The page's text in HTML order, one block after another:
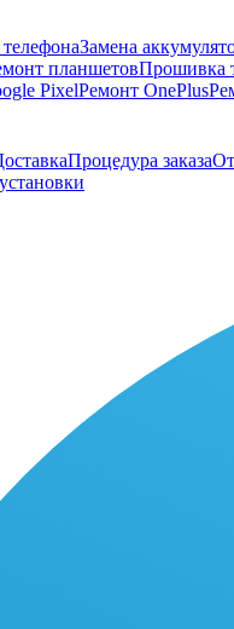
Замена
планшетовПрошивка
PixelРемонт OnePlus
Процедура заказа